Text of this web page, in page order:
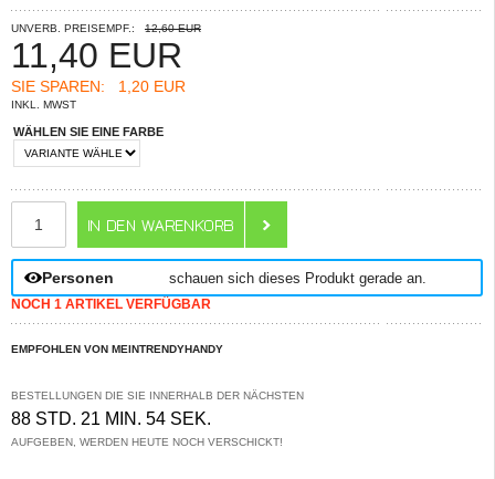
UNVERB. PREISEMPF.: 12,60 EUR
11,40 EUR
SIE SPAREN: 1,20 EUR
INKL. MWST
WÄHLEN SIE EINE FARBE
Personen schauen sich dieses Produkt gerade an.
NOCH 1 ARTIKEL VERFÜGBAR
EMPFOHLEN VON MEINTRENDYHANDY
BESTELLUNGEN DIE SIE INNERHALB DER NÄCHSTEN
88 STD. 21 MIN. 54 SEK.
AUFGEBEN, WERDEN HEUTE NOCH VERSCHICKT!